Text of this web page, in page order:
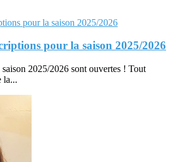
pour la saison 2025/2026
2025/2026 sont ouvertes ! Tout
la...